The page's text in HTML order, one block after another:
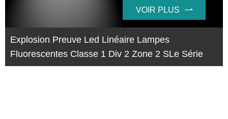
VOIR PLUS 
Explosion Preuve Led Linéaire Lampes
Fluorescentes Classe 1 Div 2 Zone 2 SLe Série